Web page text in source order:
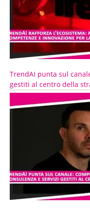
TrendAI punta sul
gestiti al centro della